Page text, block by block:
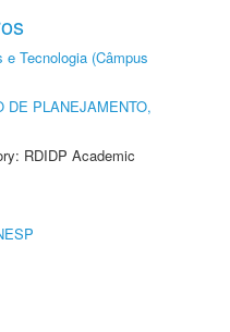
Tecnologia (Câmpus
DE PLANEJAMENTO,
RDIDP Academic